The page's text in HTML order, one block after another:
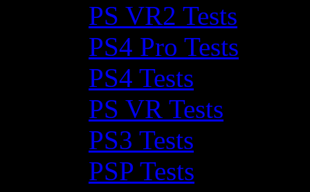
PS VR2 Tests
PS4 Pro Tests
PS4 Tests
PS VR Tests
PS3 Tests
PSP Tests